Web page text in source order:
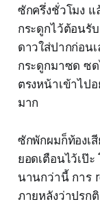
ซักครึ่งชั่วโมง
กระดูกไว้ต้อนรั
ดาวใส่ปากก่อน
กระดูกมาซด ซ
ตรงหน้าเข้าไป
มาก
ซักพักผมก็ท้องเ
ยอดเตือนไว้เป๊
นานกว่านี้ การ
ภายหลังว่าปรก